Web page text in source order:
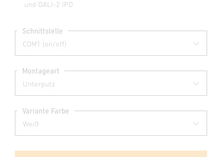
und DALI-2 IPD
Schnittstelle
Montageart
Variante Farbe